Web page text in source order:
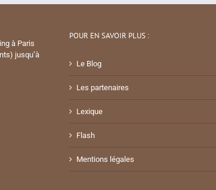
à Paris
jusqu’à
POUR EN SAVOIR PLUS :
Le Blog
Les partenaires
Lexique
Flash
Mentions légales